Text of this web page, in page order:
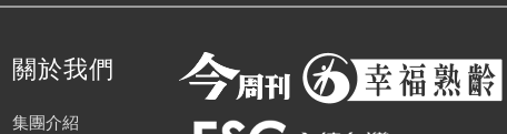
關於我們
集團介紹